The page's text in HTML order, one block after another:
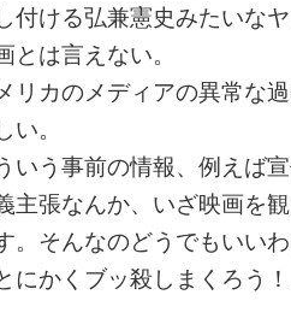
付ける弘兼憲史みたいな
は言えない。
リカのメディアの異常な
。
いう事前の情報、例えば
主張なんか、いざ映画を
。そんなのどうでもいい
にかくブッ殺しまくろう